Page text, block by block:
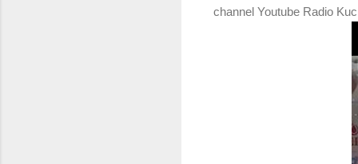
channel Youtube Radio